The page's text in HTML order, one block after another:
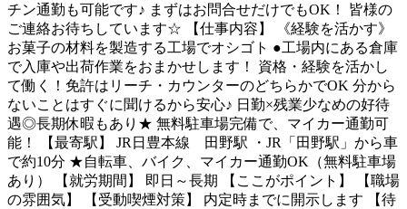
チン通勤も可能です♪ まずはお問合せだけでもOK！ 皆様の
ご連絡お待ちしています☆ 【仕事内容】 《経験を活かす》
お菓子の材料を製造する工場でオシゴト ●工場内にある倉庫
で入庫や出荷作業をおまかせします！ 資格・経験を活かし
て働く！免許はリーチ・カウンターのどちらかでOK 分から
ないことはすぐに聞けるから安心♪ 日勤×残業少なめの好待
遇◎長期休暇もあり★ 無料駐車場完備で、マイカー通勤可
能！ 【最寄駅】 JR日豊本線 田野駅 ・JR「田野駅」から車
で約10分 ★自転車、バイク、マイカー通勤OK（無料駐車場
あり） 【就労期間】 即日～長期 【ここがポイント】 【職場
の雰囲気】 【受動喫煙対策】 内定時までに開示します 【待